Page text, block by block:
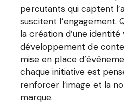
percutants qui captent
suscitent l’engagement.
la création d’une
développement de
mise en place
chaque initiative est
renforcer l’image et la
marque.